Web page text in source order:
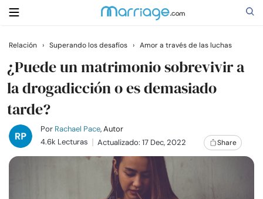
Buscar
Casarse
Relaciones
Relación › Superando los desafíos › Amor a través de las luchas
¿Puede un matrimonio sobrevivir a
la drogadicción o es demasiado
tarde?
Por Rachael Pace, Autor
4.6k Lecturas
Actualizado: 17 Dec, 2022 Share